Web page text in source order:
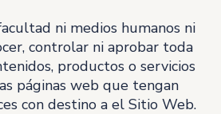
ni medios humanos ni
controlar ni aprobar toda
productos o servicios
páginas web que tengan
con destino a el Sitio Web.